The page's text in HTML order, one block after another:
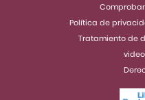
Política de
Tratamiento de